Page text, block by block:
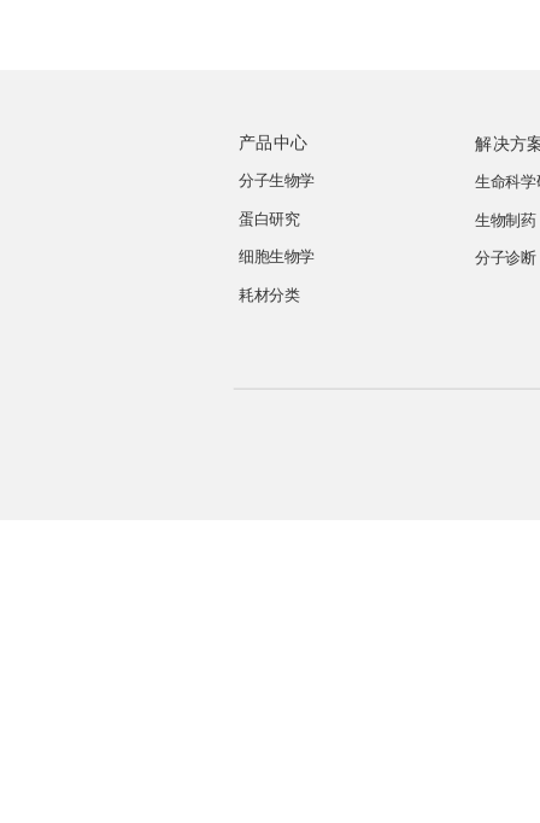
产品中心
分子生物学
蛋白研究
细胞生物学
耗材分类
解决方
生命科学
生物制药
分子诊断